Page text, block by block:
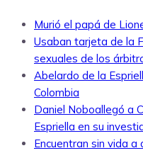
Murió el papá de
Usaban tarjeta de la
sexuales de los
Abelardo de la
Colombia
Daniel Noboallegó a
Espriella en su
Encuentran sin vida